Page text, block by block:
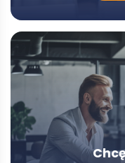
Doradcą
-
Modal